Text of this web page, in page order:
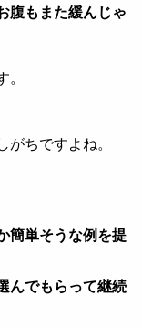
腹もまた緩んじゃ
。
ちですよね。
簡単そうな例を提
んでもらって継続